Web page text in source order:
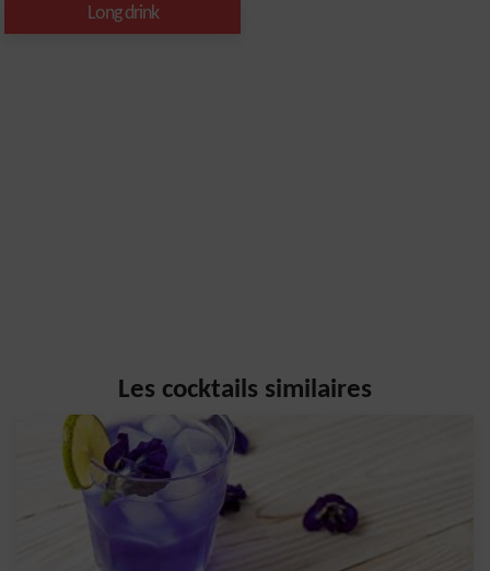
Long drink
Les cocktails similaires